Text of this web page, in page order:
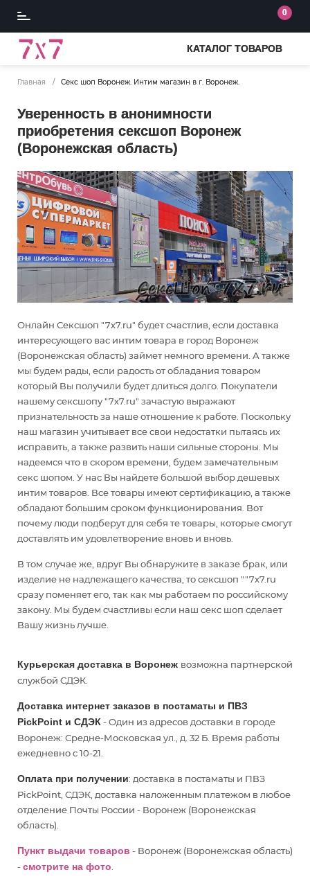
0
КАТАЛОГ ТОВАРОВ
Главная Секс шоп Воронеж. Интим магазин в г. Воронеж.
Уверенность в анонимности
приобретения сексшоп Воронеж
(Воронежская область)
Онлайн Сексшоп "7x7.ru" будет счастлив, если доставка
интересующего вас интим товара в город Воронеж
(Воронежская область) займет немного времени. А также
мы будем рады, если радость от обладания товаром
который Вы получили будет длиться долго. Покупатели
нашему сексшопу "7x7.ru" зачастую выражают
признательность за наше отношение к работе. Поскольку
наш магазин учитывает все свои недостатки пытаясь их
исправить, а также развить наши сильные стороны. Мы
надеемся что в скором времени, будем замечательным
секс шопом. У нас Вы найдете большой выбор дешевых
интим товаров. Все товары имеют сертификацию, а также
обладают большим сроком функционирования. Вот
почему люди подберут для себя те товары, которые смогут
доставлять им удовлетворение вновь и вновь.
В том случае же, вдруг Вы обнаружите в заказе брак, или
изделие не надлежащего качества, то сексшоп ""7x7.ru
сразу поменяет его, так как мы работаем по российскому
закону. Мы будем счастливы если наш секс шоп сделает
Вашу жизнь лучше.
Курьерская доставка в Воронеж возможна партнерской
службой СДЭК.
Доставка интернет заказов в постаматы и ПВЗ
PickPoint и СДЭК - Один из адресов доставки в городе
Воронеж: Средне-Московская ул., д. 32 Б. Время работы
ежедневно с 10-21.
Оплата при получении: доставка в постаматы и ПВЗ
PickPoint, СДЭК, доставка наложенным платежом в любое
отделение Почты России - Воронеж (Воронежская
область).
Пункт выдачи товаров - Воронеж (Воронежская область)
-смотрите на фото